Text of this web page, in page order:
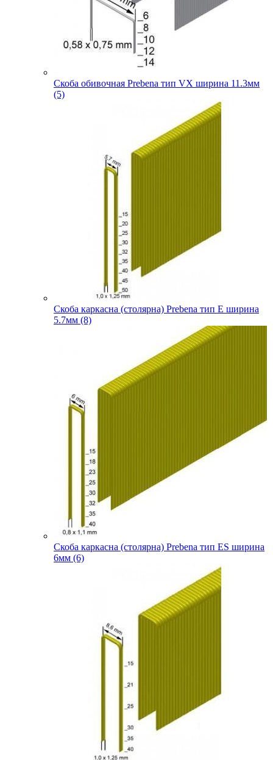
Скоба обивочная Prebena тип VX ширина 11.3мм
(5)
Скоба каркасна (столярна) Prebena тип E ширина
5.7мм (8)
Скоба каркасна (столярна) Prebena тип ES ширина
6мм (6)